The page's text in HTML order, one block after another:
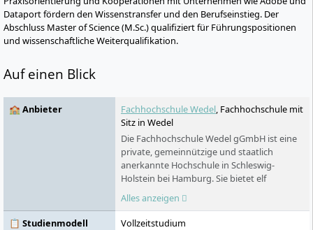
Dataport fördern den Wissenstransfer und den Berufseinstieg. Der
Abschluss Master of Science (M.Sc.) qualifiziert für Führungspositionen
und wissenschaftliche Weiterqualifikation.
Auf einen Blick
🏫 Anbieter Fachhochschule Wedel, Fachhochschule mit
Sitz in Wedel
Die Fachhochschule Wedel gGmbH ist eine
private, gemeinnützige und staatlich
anerkannte Hochschule in Schleswig-
Holstein bei Hamburg. Sie bietet elf
Bachelor- und sechs Masterstudiengänge in
den Bereichen Informatik, Technik und
Wirtschaft an. Auf ihrem modernen Campus
Alles anzeigen
📋 Studienmodell
Vollzeitstudium